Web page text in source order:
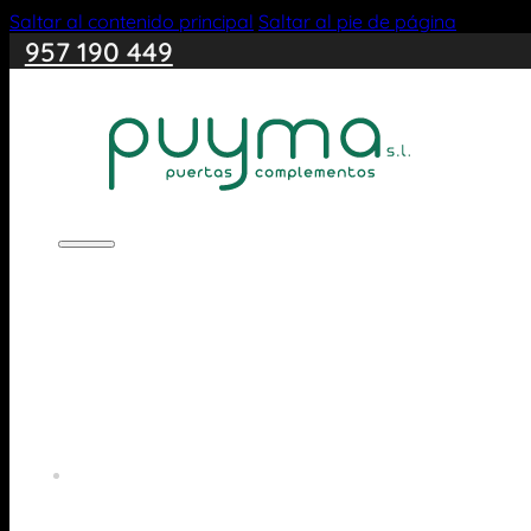
Saltar al contenido principal Saltar al pie de página
957 190 449